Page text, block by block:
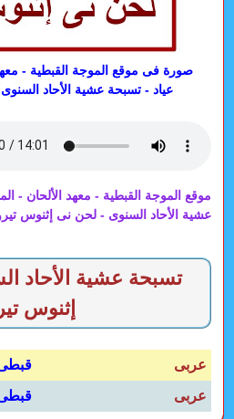
صورة فى موقع الموجة القبطية - معهد
عياد - تسبحة عشية الأحاد
موقع الموجة القبطية - معهد الألحان -
عشية الأحاد السنوى - لحن نى إثنوس
تسبحة عشية الأحاد
إثنوس
عربى
عربى